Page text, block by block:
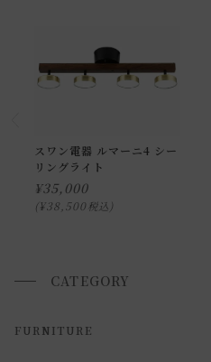
小型商品の日時・時間指定につ
申し訳ございませんが、具体的
できません。
また、 日曜・祝日は、時間帯指
いませ 。
返品・交換について
スワン電器 ルマーニ4 シー
リングライト
¥35,000
¥38,500 税込
CATEGORY
FURNITURE